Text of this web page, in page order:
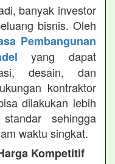
banyak investor
bisnis. Oleh
Pembangunan
yang dapat
desain, dan
kontraktor
dilakukan lebih
sehingga
waktu singkat.
Kompetitif